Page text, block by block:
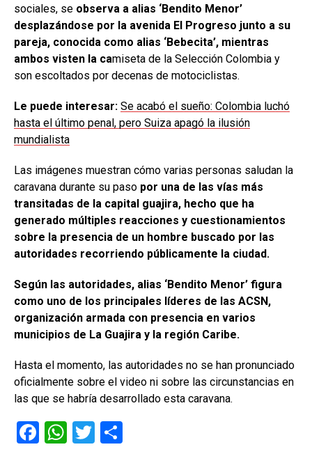
sociales, se observa a alias ‘Bendito Menor’
desplazándose por la avenida El Progreso junto a su
pareja, conocida como alias ‘Bebecita’, mientras
ambos visten la camiseta de la Selección Colombia y
son escoltados por decenas de motociclistas.
Le puede interesar: Se acabó el sueño: Colombia luchó
hasta el último penal, pero Suiza apagó la ilusión
mundialista
Las imágenes muestran cómo varias personas saludan la
caravana durante su paso por una de las vías más
transitadas de la capital guajira, hecho que ha
generado múltiples reacciones y cuestionamientos
sobre la presencia de un hombre buscado por las
autoridades recorriendo públicamente la ciudad.
Según las autoridades, alias ‘Bendito Menor’ figura
como uno de los principales líderes de las ACSN,
organización armada con presencia en varios
municipios de La Guajira y la región Caribe.
Hasta el momento, las autoridades no se han pronunciado
oficialmente sobre el video ni sobre las circunstancias en
las que se habría desarrollado esta caravana.
F
W T